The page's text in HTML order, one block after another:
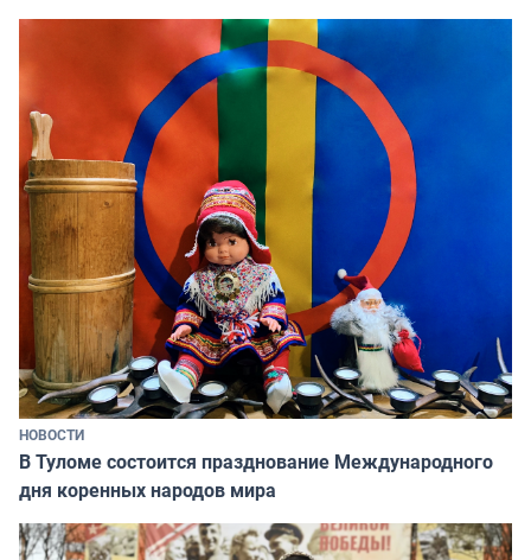
НОВОСТИ
В Туломе состоится празднование Международного
дня коренных народов мира